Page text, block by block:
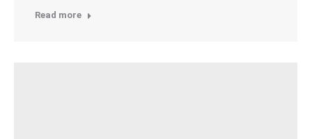
Read more